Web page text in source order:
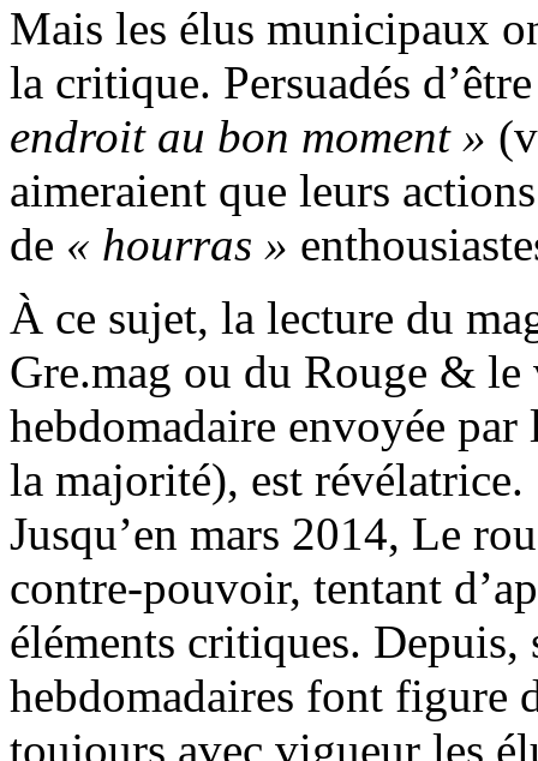
Mais les élus municipaux
la critique. Persuadés
endroit au bon moment »
aimeraient que leurs
de « hourras »
À ce sujet, la lecture du
Gre.mag ou du Rouge &
hebdomadaire envoyée
la majorité), est révélatrice.
Jusqu’en mars 2014, Le
contre-pouvoir, tentant
éléments critiques. Depuis,
hebdomadaires font figure
toujours avec vigueur les